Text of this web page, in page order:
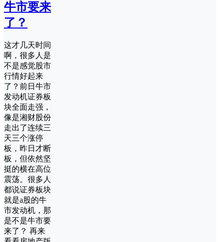
牛市要来
了？
这才几天时间
啊，很多人是
不是感觉股市
行情好起来
了？前日牛市
发动机证券板
块全面走强，
像是湘财股份
走出了连续三
天三个涨停
板，昨日才断
板，但依然坚
挺的横在高位
震荡。很多人
都说证券板块
就是a股的牛
市发动机，那
是不是牛市要
来了？ 再来